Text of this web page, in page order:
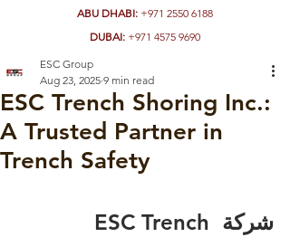
ABU DHABI: +971 2550 6188
DUBAI: +971 4575 9690
ESC Trench Shoring Inc.:
A Trusted Partner in
Trench Safety
ESC Group
Aug 23, 2025 9 min read
شركة ESC Trench